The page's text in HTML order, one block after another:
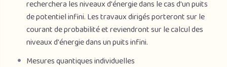
recherchera les niveaux d'énergie dans le cas d'un puits
de potentiel infini. Les travaux dirigés porteront sur le
courant de probabilité et reviendront sur le calcul des
niveaux d'énergie dans un puits infini.
Mesures quantiques individuelles